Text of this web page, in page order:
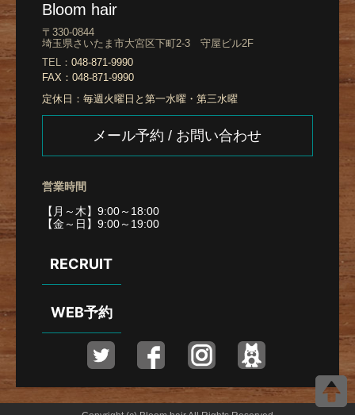
Bloom hair
〒330-0844
埼玉県さいたま市大宮区下町2-3 守屋ビル2F
TEL： 048-871-9990
FAX： 048-871-9990
定休日： 毎週火曜日と第一水曜・第三水曜
メール予約 / お問い合わせ
営業時間
【月～木】9:00～18:00
【金～日】9:00～19:00
RECRUIT
WEB予約